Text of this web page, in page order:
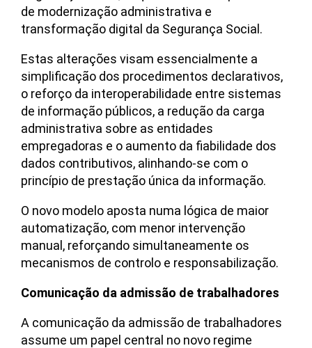
de modernização administrativa e
transformação digital da Segurança Social.
Estas alterações visam essencialmente a
simplificação dos procedimentos declarativos,
o reforço da interoperabilidade entre sistemas
de informação públicos, a redução da carga
administrativa sobre as entidades
empregadoras e o aumento da fiabilidade dos
dados contributivos, alinhando-se com o
princípio de prestação única da informação.
O novo modelo aposta numa lógica de maior
automatização, com menor intervenção
manual, reforçando simultaneamente os
mecanismos de controlo e responsabilização.
Comunicação da admissão de trabalhadores
A comunicação da admissão de trabalhadores
assume um papel central no novo regime